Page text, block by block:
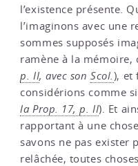
l’existence présente.
l’imaginons avec une
sommes supposés
ramène à la mémoire,
p. II, avec sonScol. ), et
considérions comme
la Prop. 17, p. II). Et
rapportant à une
savons ne pas exister
relâchée, toutes